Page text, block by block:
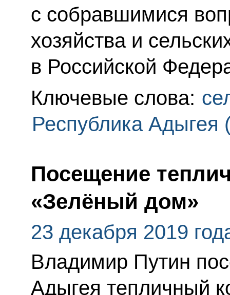
с собравшимися
хозяйства и
в Российской
Ключевые слова:
Республика Адыгея
Посещение
«Зелёный дом»
23 декабря 2019
Владимир Путин
Адыгея тепличный